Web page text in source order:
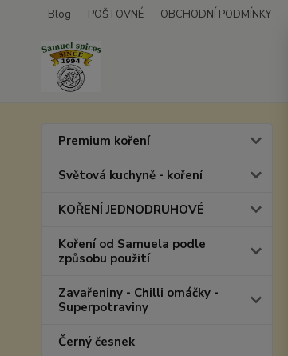
Blog POŠTOVNÉ OBCHODNÍ PODMÍNKY
Premium koření
Světová kuchyně - koření
KOŘENÍ JEDNODRUHOVÉ
Koření od Samuela podle
způsobu použití
Zavařeniny - Chilli omáčky -
Superpotraviny
Černý česnek